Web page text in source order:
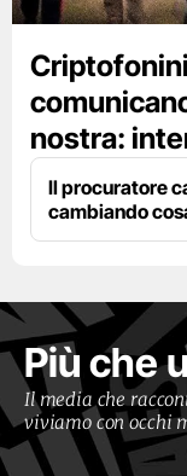
nostra:
Il procuratore
cambiando
Più che
Il media che
viviamo con occhi